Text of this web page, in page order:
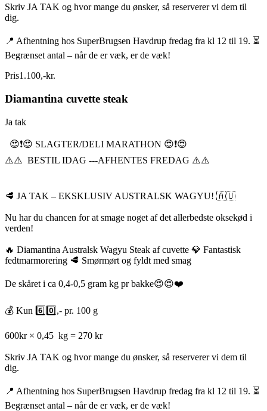
Skriv JA TAK og hvor mange du ønsker, så reserverer vi dem til
dig.
📍 Afhentning hos SuperBrugsen Havdrup fredag fra kl 12 til 19. ⏳
Begrænset antal – når de er væk, er de væk!
Pris1.100,-kr.
Diamantina cuvette steak
Ja tak
😍❗️😍 SLAGTER/DELI MARATHON 😍❗️😍
⚠️⚠️ BESTIL IDAG ---AFHENTES FREDAG ⚠️⚠️
🥩 JA TAK – EKSKLUSIV AUSTRALSK WAGYU! 🇦🇺
Nu har du chancen for at smage noget af det allerbedste oksekød i
verden!
🔥 Diamantina Australsk Wagyu Steak af cuvette 💎 Fantastisk
fedtmarmorering 🥩 Smørmørt og fyldt med smag
De skåret i ca 0,4-0,5 gram kg pr bakke😍😍❤️
💰 Kun 6️⃣0️⃣,- pr. 100 g
600kr × 0,45 kg = 270 kr
Skriv JA TAK og hvor mange du ønsker, så reserverer vi dem til
dig.
📍 Afhentning hos SuperBrugsen Havdrup fredag fra kl 12 til 19. ⏳
Begrænset antal – når de er væk, er de væk!